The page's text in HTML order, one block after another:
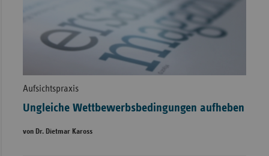
Aufsichtspraxis
Ungleiche Wettbewerbsbedingungen aufheben
von Dr. Dietmar Kaross